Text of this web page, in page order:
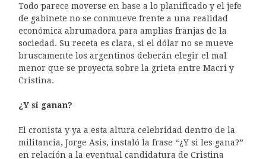
Todo parece moverse en base a lo planificado y el jefe
de gabinete no se conmueve frente a una realidad
económica abrumadora para amplias franjas de la
sociedad. Su receta es clara, si el dólar no se mueve
bruscamente los argentinos deberán elegir el mal
menor que se proyecta sobre la grieta entre Macri y
Cristina.
¿Y si ganan?
El cronista y ya a esta altura celebridad dentro de la
militancia, Jorge Asis, instaló la frase “¿Y si les gana?”
en relación a la eventual candidatura de Cristina